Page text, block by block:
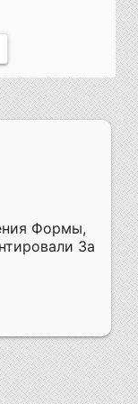
Формы,
За